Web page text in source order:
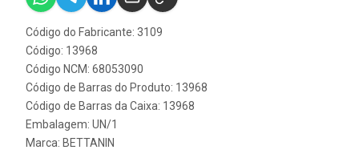
Código do Fabricante: 3109
Código: 13968
Código NCM: 68053090
Código de Barras do Produto: 13968
Código de Barras da Caixa: 13968
Embalagem: UN/1
Marca: BETTANIN